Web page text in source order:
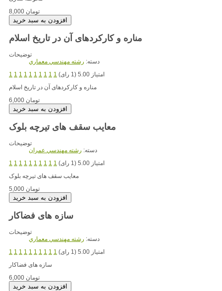
8,000 تومان
مناره و کارکردهای آن در تاریخ اسلام
توضیحات
دسته: رشته مهندسي معماري
1 1 1 1 1 1 1 1 1 1
امتیاز 5.00 (1 رای)
مناره و کارکردهای آن در تاریخ اسلام
6,000 تومان
معایب سقف های تیرچه بلوک
توضیحات
دسته: رشته مهندسي عمران
1 1 1 1 1 1 1 1 1 1
امتیاز 5.00 (1 رای)
معایب سقف های تیرچه بلوک
5,000 تومان
سازه های فضاکار
توضیحات
دسته: رشته مهندسي معماري
1 1 1 1 1 1 1 1 1 1
امتیاز 5.00 (1 رای)
6,000 تومان